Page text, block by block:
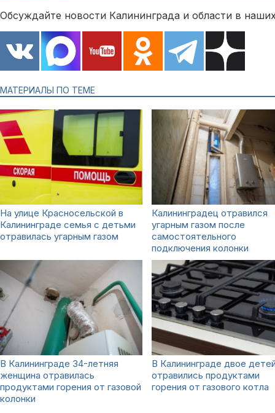
Обсуждайте новости Калининграда и области в
МАТЕРИАЛЫ ПО ТЕМЕ
На улице Красносельской в
Калининграде семья с детьми
отравилась угарным газом
Калининградец отравился
угарным газом после
самостоятельного
подключения колонки
В Калининграде 34-летняя
женщина отравилась
продуктами горения от газовой
колонки
В Калининграде двое
отравились продуктами
горения от газового котла